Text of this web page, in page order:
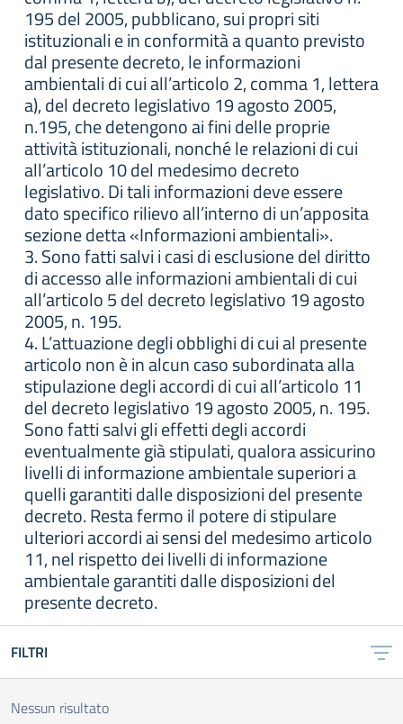
195 del 2005, pubblicano, sui propri siti
istituzionali e in conformità a quanto previsto
dal presente decreto, le informazioni
ambientali di cui all’articolo 2, comma 1, lettera
a), del decreto legislativo 19 agosto 2005,
n.195, che detengono ai fini delle proprie
attività istituzionali, nonché le relazioni di cui
all’articolo 10 del medesimo decreto
legislativo. Di tali informazioni deve essere
dato specifico rilievo all’interno di un’apposita
sezione detta «Informazioni ambientali».
3. Sono fatti salvi i casi di esclusione del diritto
di accesso alle informazioni ambientali di cui
all’articolo 5 del decreto legislativo 19 agosto
2005, n. 195.
4. L’attuazione degli obblighi di cui al presente
articolo non è in alcun caso subordinata alla
stipulazione degli accordi di cui all’articolo 11
del decreto legislativo 19 agosto 2005, n. 195.
Sono fatti salvi gli effetti degli accordi
eventualmente già stipulati, qualora assicurino
livelli di informazione ambientale superiori a
quelli garantiti dalle disposizioni del presente
decreto. Resta fermo il potere di stipulare
ulteriori accordi ai sensi del medesimo articolo
11, nel rispetto dei livelli di informazione
ambientale garantiti dalle disposizioni del
presente decreto.
FILTRI
Nessun risultato